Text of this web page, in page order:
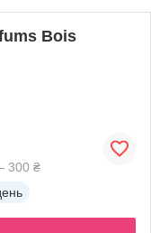
Bois
300 ₴